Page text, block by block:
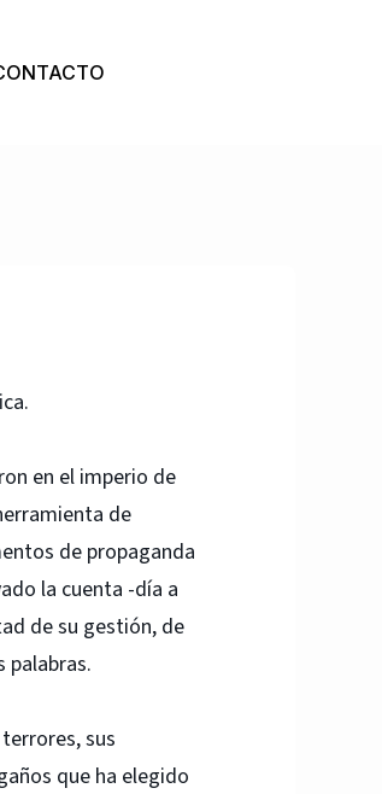
en el imperio de
de
de propaganda
la cuenta -día a
de su gestión, de
palabras.
sus
que ha elegido